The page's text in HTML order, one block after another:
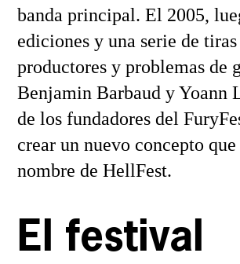
banda principal. El 2005,
ediciones y una serie de
productores y problemas de
Benjamin Barbaud y Yoann
de los fundadores del
crear un nuevo concepto
nombre de HellFest.
El festival